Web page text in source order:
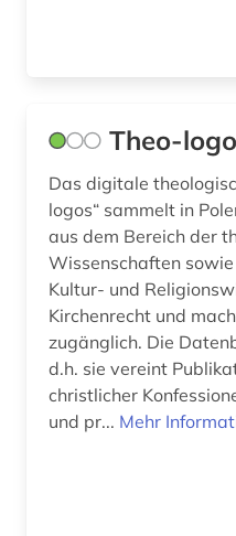
Theo-
Das digitale
logos“ sammelt in
aus dem Bereich der
Wissenschaften
Kultur- und
Kirchenrecht und
zugänglich. Die
d.h. sie vereint
christlicher
und pr... Mehr